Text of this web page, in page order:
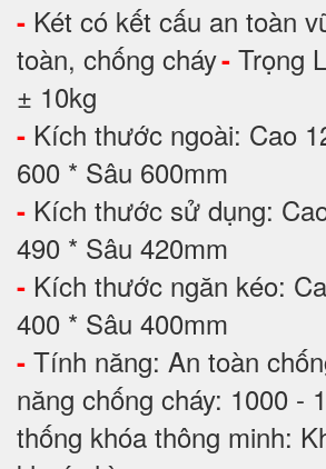
- Két có kết cấu an toàn
toàn, chống cháy- Trọng
± 10kg
- Kích thước ngoài: Cao
600 * Sâu 600mm
- Kích thước sử dụng:
490 * Sâu 420mm
- Kích thước ngăn kéo:
400 * Sâu 400mm
- Tính năng: An toàn
năng chống cháy: 1000 -
thống khóa thông minh: